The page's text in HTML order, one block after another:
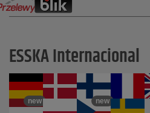
ESSKA Internacional
new new